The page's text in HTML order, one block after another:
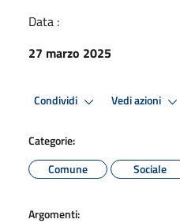
Data :
27 marzo 2025
Condividi Vedi azioni
Categorie:
Comune
Sociale
Argomenti: